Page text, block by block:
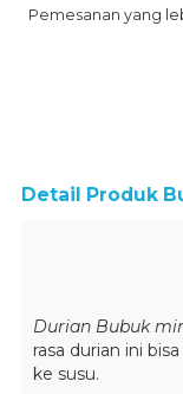
Pemesanan yang
Detail Produk
Durian Bubuk
rasa durian ini
ke susu.